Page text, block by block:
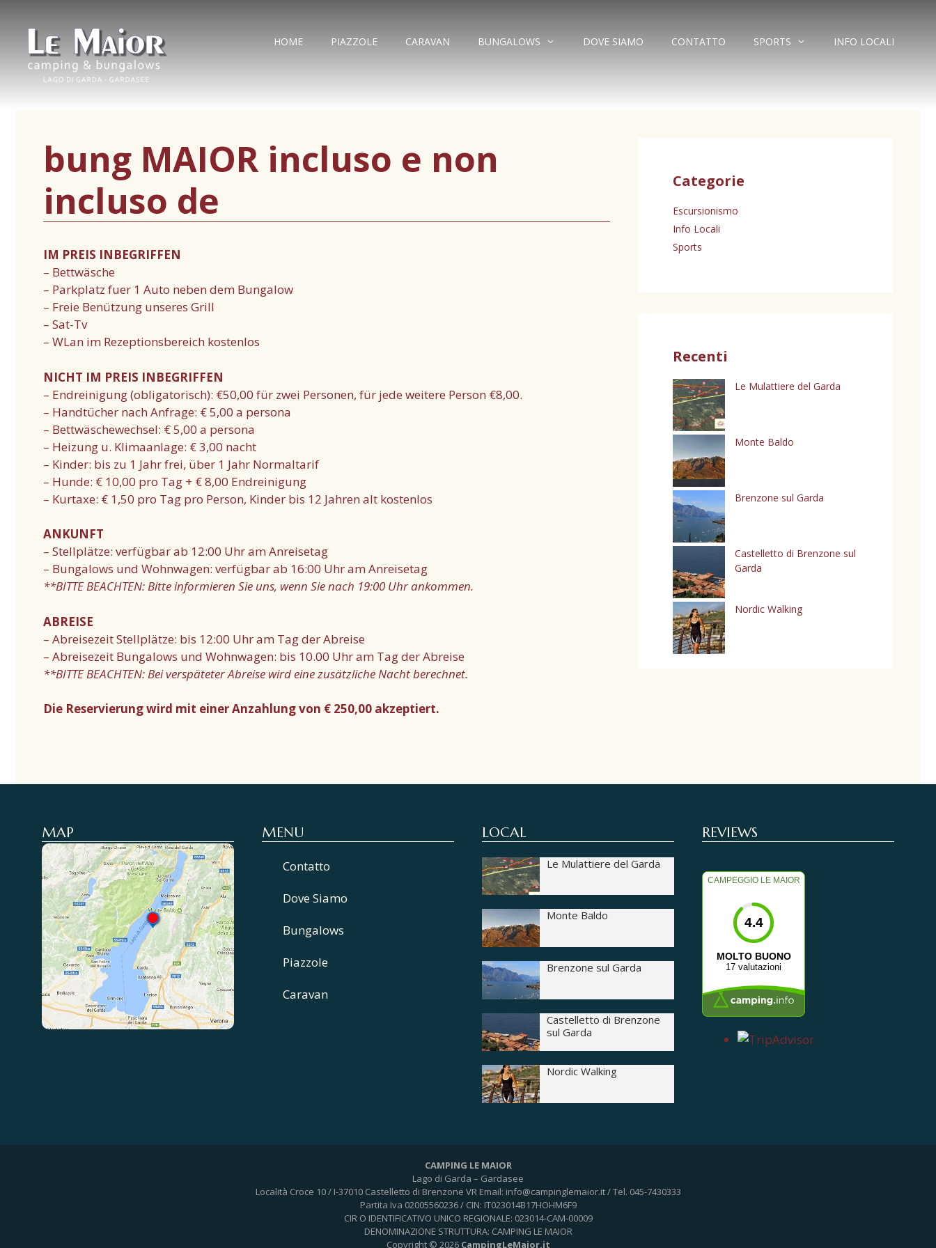
HOME PIAZZOLE CARAVAN BUNGALOWS DOVE SIAMO CONTATTO SPORTS INFO LOCALI
bung MAIOR incluso e non
incluso de
IM PREIS INBEGRIFFEN
– Bettwäsche
– Parkplatz fuer 1 Auto neben dem Bungalow
– Freie Benützung unseres Grill
– Sat-Tv
– WLan im Rezeptionsbereich kostenlos
NICHT IM PREIS INBEGRIFFEN
– Endreinigung (obligatorisch): €50,00 für zwei Personen, für jede weitere Person €8,00.
– Handtücher nach Anfrage: € 5,00 a persona
– Bettwäschewechsel: € 5,00 a persona
– Heizung u. Klimaanlage: € 3,00 nacht
– Kinder: bis zu 1 Jahr frei, über 1 Jahr Normaltarif
– Hunde: € 10,00 pro Tag + € 8,00 Endreinigung
– Kurtaxe: € 1,50 pro Tag pro Person, Kinder bis 12 Jahren alt kostenlos
ANKUNFT
– Stellplätze: verfügbar ab 12:00 Uhr am Anreisetag
– Bungalows und Wohnwagen: verfügbar ab 16:00 Uhr am Anreisetag
**BITTE BEACHTEN: Bitte informieren Sie uns, wenn Sie nach 19:00 Uhr ankommen.
ABREISE
– Abreisezeit Stellplätze: bis 12:00 Uhr am Tag der Abreise
– Abreisezeit Bungalows und Wohnwagen: bis 10.00 Uhr am Tag der Abreise
**BITTE BEACHTEN: Bei verspäteter Abreise wird eine zusätzliche Nacht berechnet.
Die Reservierung wird mit einer Anzahlung von € 250,00 akzeptiert.
Categorie
Escursionismo
Info Locali
Sports
Recenti
Le Mulattiere del Garda
Monte Baldo
Brenzone sul Garda
Castelletto di Brenzone sul
Garda
Nordic Walking
MAP MENU
Contatto
Dove Siamo
Bungalows
Piazzole
Caravan
LOCAL
Le Mulattiere del Garda
Monte Baldo
Brenzone sul Garda
Castelletto di Brenzone
sul Garda
Nordic Walking
REVIEWS
CAMPEGGIO LE MAIOR
4.4
MOLTO BUONO
17 valutazioni
CAMPING LE MAIOR
Lago di Garda – Gardasee
Località Croce 10 / I-37010 Castelletto di Brenzone VR Email: info@campinglemaior.it / Tel. 045-7430333
Partita Iva 02005560236 / CIN: IT023014B17HOHM6F9
CIR O IDENTIFICATIVO UNICO REGIONALE: 023014-CAM-00009
DENOMINAZIONE STRUTTURA: CAMPING LE MAIOR
Copyright © 2026 CampingLeMaior.it